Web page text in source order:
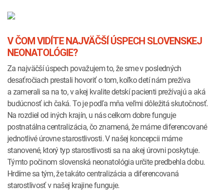
V ČOM VIDÍTE NAJVÄČŠÍ ÚSPECH SLOVENSKEJ
NEONATOLÓGIE?
Za najväčší úspech považujem to, že sme v posledných
desaťročiach prestali hovoriť o tom, koľko detí nám prežíva
a zamerali sa na to, v akej kvalite detskí pacienti prežívajú a aká
budúcnosť ich čaká. To je podľa mňa veľmi dôležitá skutočnosť.
Na rozdiel od iných krajín, u nás celkom dobre funguje
postnatálna centralizácia, čo znamená, že máme diferencované
jednotlivé úrovne starostlivosti. V našej koncepcii máme
stanovené, ktorý typ starostlivosti sa na akej úrovni poskytuje.
Týmto počinom slovenská neonatológia určite predbehla dobu.
Hrdíme sa tým, že takáto centralizácia a diferencovaná
starostlivosť v našej krajine funguje.